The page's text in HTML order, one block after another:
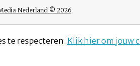
Nederland © 2026
te respecteren. Klik hier om jouw